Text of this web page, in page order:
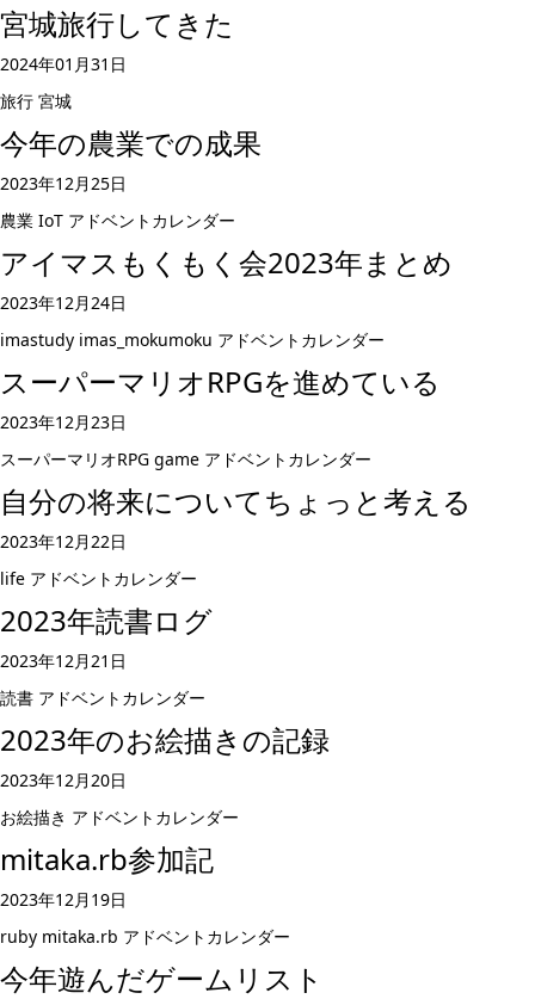
宮城旅行してきた
2024年01月31日
旅行 宮城
今年の農業での成果
2023年12月25日
農業 IoT アドベントカレンダー
アイマスもくもく会2023年まとめ
2023年12月24日
imastudy imas_mokumoku アドベントカレンダー
スーパーマリオRPGを進めている
2023年12月23日
スーパーマリオRPG game アドベントカレンダー
自分の将来についてちょっと考える
2023年12月22日
life アドベントカレンダー
2023年読書ログ
2023年12月21日
読書 アドベントカレンダー
2023年のお絵描きの記録
2023年12月20日
お絵描き アドベントカレンダー
mitaka.rb参加記
2023年12月19日
ruby mitaka.rb アドベントカレンダー
今年遊んだゲームリスト